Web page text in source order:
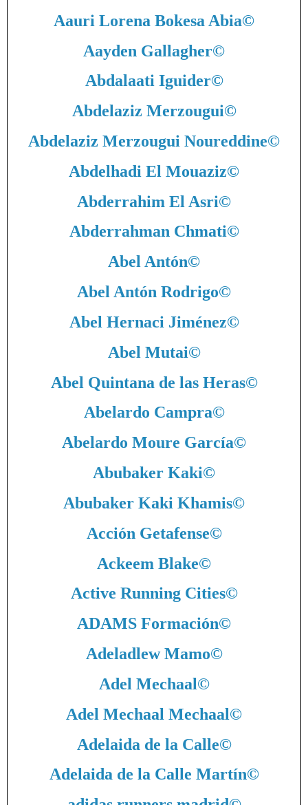
Aauri Lorena Bokesa Abia©
Aayden Gallagher©
Abdalaati Iguider©
Abdelaziz Merzougui©
Abdelaziz Merzougui Noureddine©
Abdelhadi El Mouaziz©
Abderrahim El Asri©
Abderrahman Chmati©
Abel Antón©
Abel Antón Rodrigo©
Abel Hernaci Jiménez©
Abel Mutai©
Abel Quintana de las Heras©
Abelardo Campra©
Abelardo Moure García©
Abubaker Kaki©
Abubaker Kaki Khamis©
Acción Getafense©
Ackeem Blake©
Active Running Cities©
ADAMS Formación©
Adeladlew Mamo©
Adel Mechaal©
Adel Mechaal Mechaal©
Adelaida de la Calle©
Adelaida de la Calle Martín©